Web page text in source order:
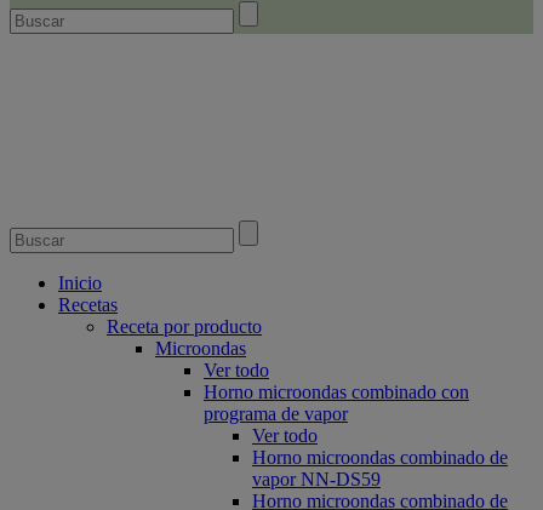
Inicio
Recetas
Receta por producto
Microondas
Ver todo
Horno microondas combinado con
programa de vapor
Ver todo
Horno microondas combinado de
vapor NN-DS59
Horno microondas combinado de